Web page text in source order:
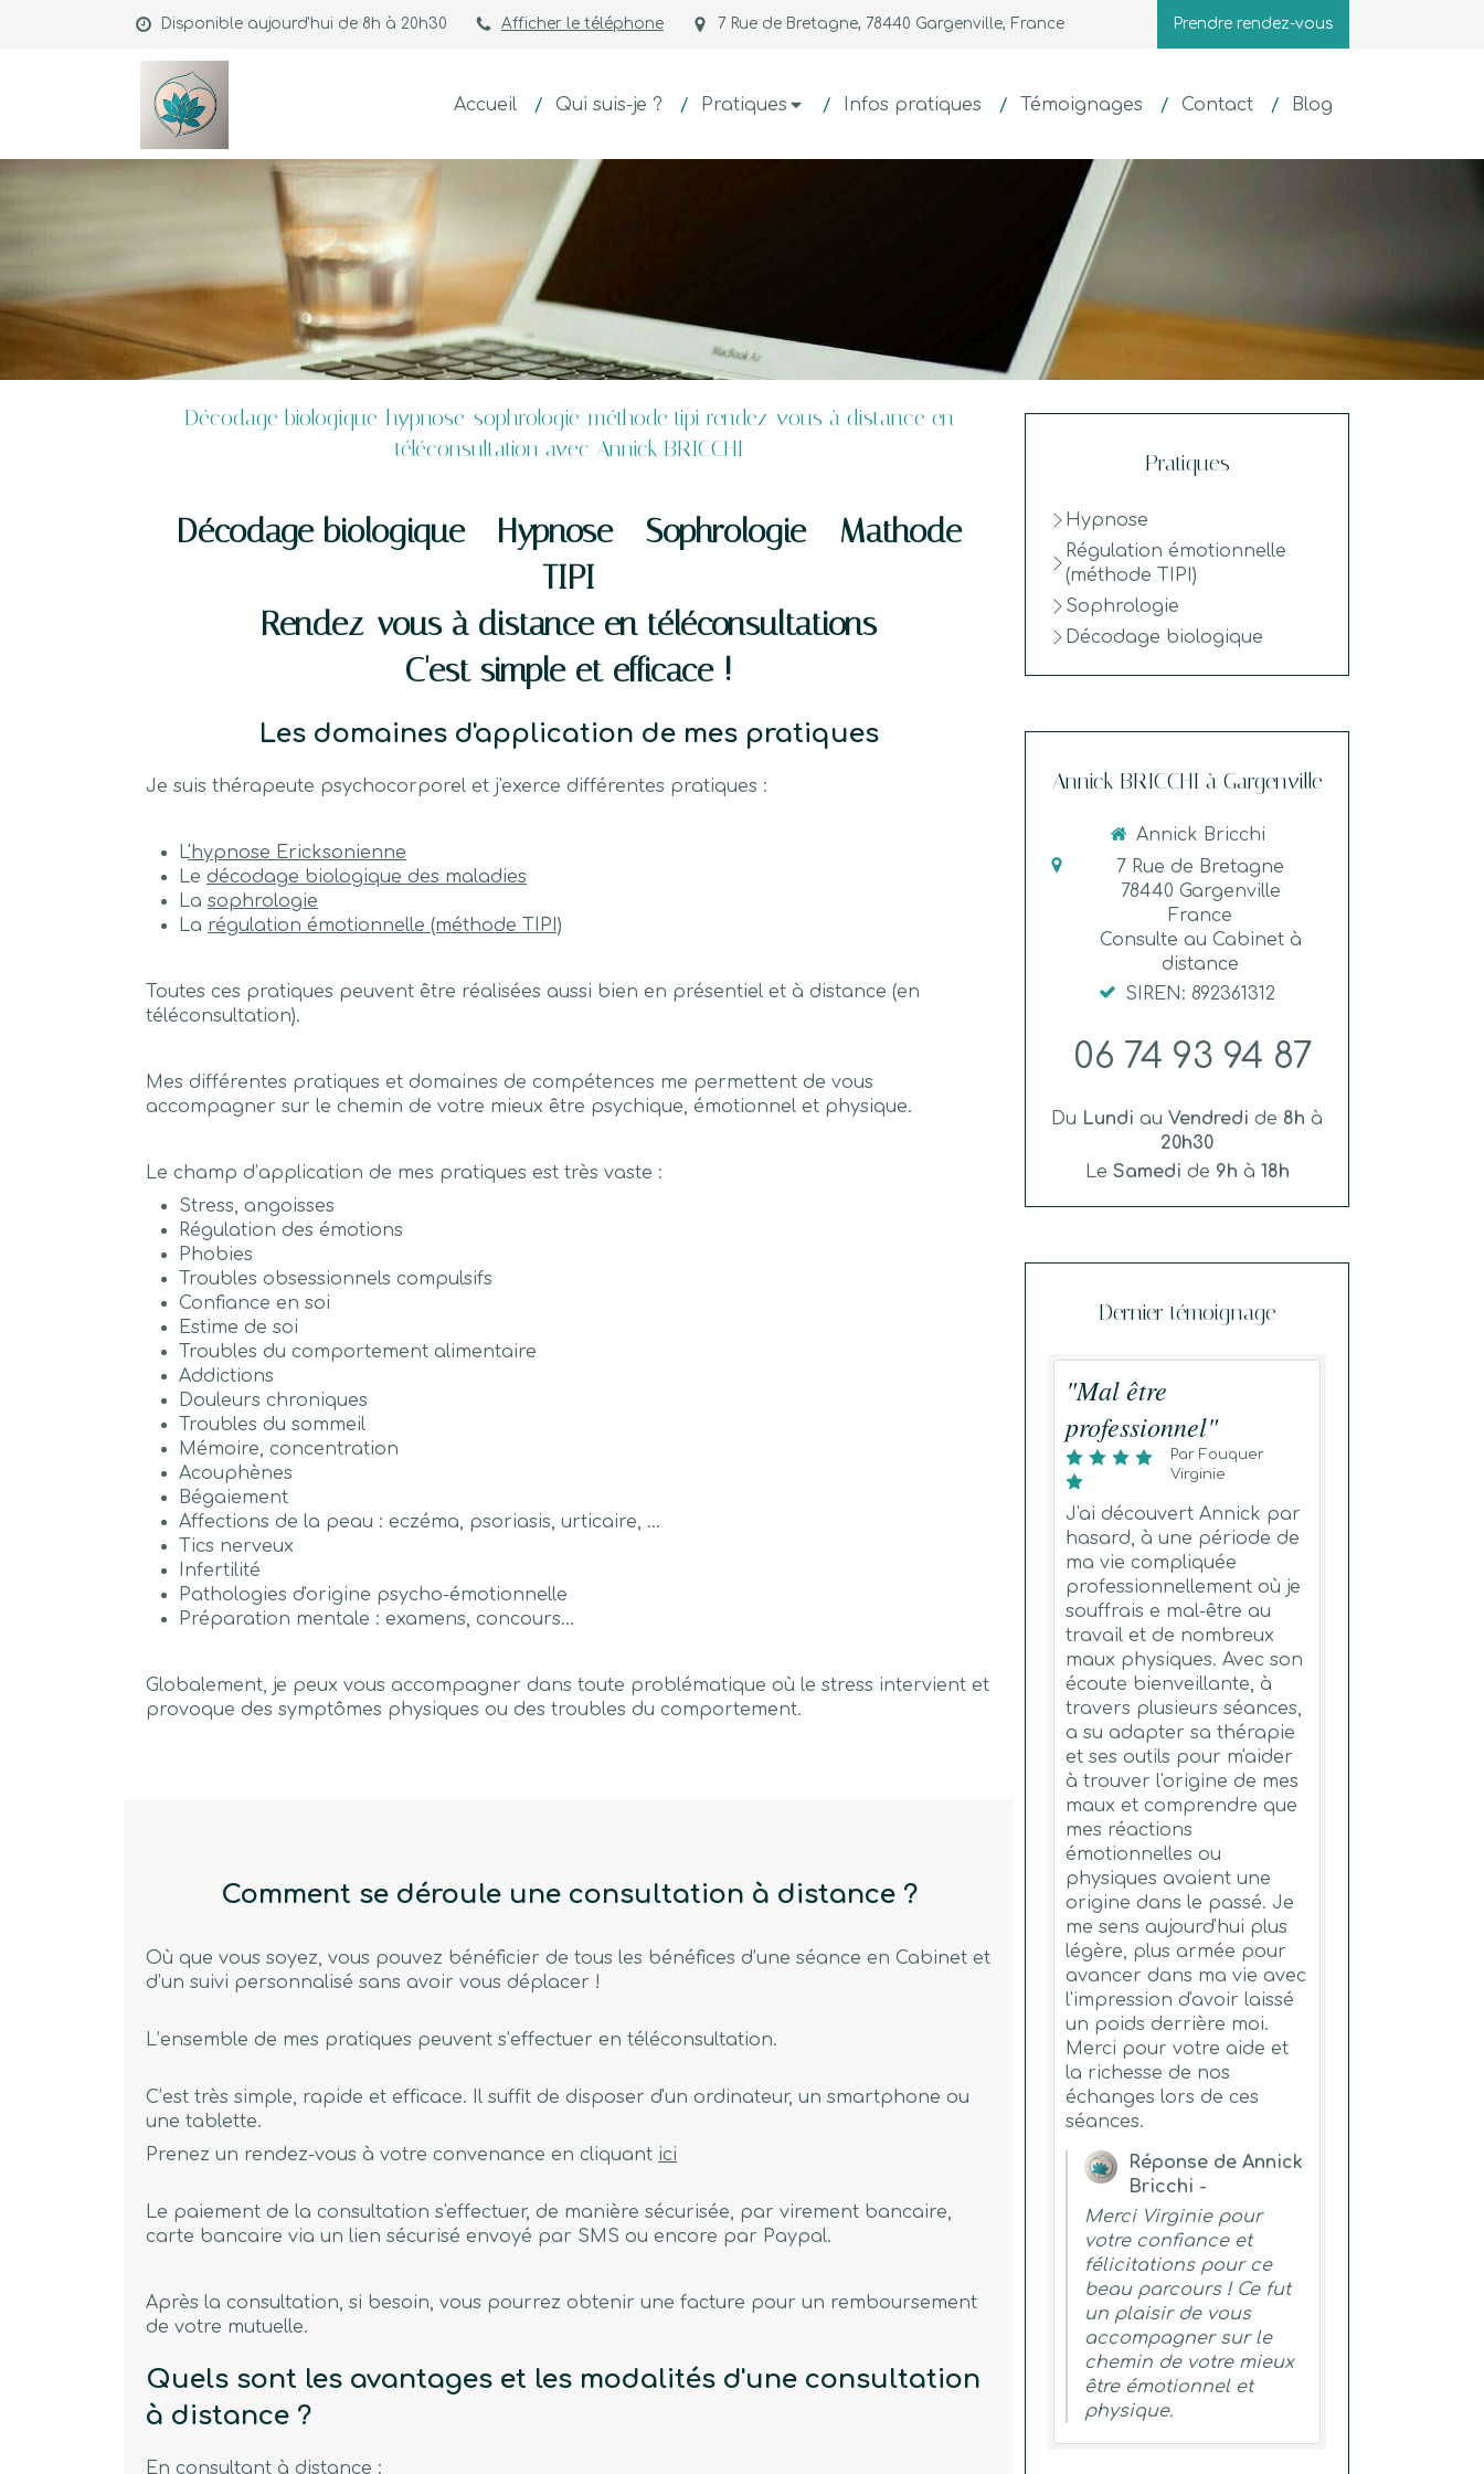
Disponible aujourd'hui de 8h à 20h30 Afficher le téléphone 7 Rue de Bretagne, 78440 Gargenville, France Prendre rendez-vous
Accueil Qui suis-je ? Pratiques Infos pratiques Témoignages Contact Blog
Décodage biologique-hypnose-sophrologie-méthode tipi rendez-vous à distance en
téléconsultation avec Annick BRICCHI
Décodage biologique - Hypnose - Sophrologie - Mathode
TIPI
Rendez-vous à distance en téléconsultations
C'est simple et efficace !
Les domaines d'application de mes pratiques
Je suis thérapeute psychocorporel et j'exerce différentes pratiques :
L'hypnose Ericksonienne
Le décodage biologique des maladies
La sophrologie
La régulation émotionnelle (méthode TIPI)
Toutes ces pratiques peuvent être réalisées aussi bien en présentiel et à distance (en
téléconsultation).
Mes différentes pratiques et domaines de compétences me permettent de vous
accompagner sur le chemin de votre mieux être psychique, émotionnel et physique.
Le champ d’application de mes pratiques est très vaste :
Stress, angoisses
Régulation des émotions
Phobies
Troubles obsessionnels compulsifs
Confiance en soi
Estime de soi
Troubles du comportement alimentaire
Addictions
Douleurs chroniques
Troubles du sommeil
Mémoire, concentration
Acouphènes
Bégaiement
Affections de la peau : eczéma, psoriasis, urticaire, ...
Tics nerveux
Infertilité
Pathologies d'origine psycho-émotionnelle
Préparation mentale : examens, concours…
Globalement, je peux vous accompagner dans toute problématique où le stress intervient et
provoque des symptômes physiques ou des troubles du comportement.
Comment se déroule une consultation à distance ?
Où que vous soyez, vous pouvez bénéficier de tous les bénéfices d’une séance en Cabinet et
d’un suivi personnalisé sans avoir vous déplacer !
L’ensemble de mes pratiques peuvent s’effectuer en téléconsultation.
C’est très simple, rapide et efficace. Il suffit de disposer d'un ordinateur, un smartphone ou
une tablette.
Prenez un rendez-vous à votre convenance en cliquant ici
Le paiement de la consultation s'effectuer, de manière sécurisée, par virement bancaire,
carte bancaire via un lien sécurisé envoyé par SMS ou encore par Paypal.
Après la consultation, si besoin, vous pourrez obtenir une facture pour un remboursement
de votre mutuelle.
Quels sont les avantages et les modalités d'une consultation
à distance ?
En consultant à distance :
Pratiques
Hypnose
Régulation émotionnelle
(méthode TIPI)
Sophrologie
Décodage biologique
Annick BRICCHI à Gargenville
Annick Bricchi
7 Rue de Bretagne
78440 Gargenville
France
Consulte au Cabinet à
distance
SIREN: 892361312
06 74 93 94 87
Du Lundi auVendredi de 8h à
20h30
Le Samedi de 9h à 18h
Dernier témoignage
"Mal être
professionnel"
Par Fouquer
Virginie
J'ai découvert Annick par
hasard, à une période de
ma vie compliquée
professionnellement où je
souffrais e mal-être au
travail et de nombreux
maux physiques. Avec son
écoute bienveillante, à
travers plusieurs séances,
a su adapter sa thérapie
et ses outils pour m'aider
à trouver l'origine de mes
maux et comprendre que
mes réactions
émotionnelles ou
physiques avaient une
origine dans le passé. Je
me sens aujourd'hui plus
légère, plus armée pour
avancer dans ma vie avec
l'impression d'avoir laissé
un poids derrière moi.
Merci pour votre aide et
la richesse de nos
échanges lors de ces
séances.
Réponse de Annick
Bricchi -
Merci Virginie pour
votre confiance et
félicitations pour ce
beau parcours ! Ce fut
un plaisir de vous
accompagner sur le
chemin de votre mieux
être émotionnel et
physique.